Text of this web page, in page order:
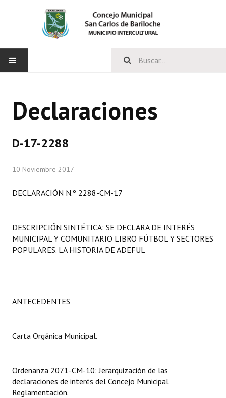
CONCEJO
Comisiones Especiales
Programas
Constitución Provincial
Digesto
Organigrama
Declaraciones
D-17-2288
10 Noviembre 2017
DECLARACIÓN N.º 2288-CM-17
DESCRIPCIÓN SINTÉTICA: SE DECLARA DE INTERÉS
MUNICIPAL Y COMUNITARIO LIBRO FÚTBOL Y SECTORES
POPULARES. LA HISTORIA DE ADEFUL
ANTECEDENTES
Carta Orgánica Municipal.
Ordenanza 2071-CM-10: Jerarquización de las
declaraciones de interés del Concejo Municipal.
Reglamentación.